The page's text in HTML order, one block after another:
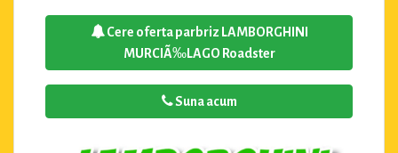
Cere oferta parbriz LAMBORGHINI
MURCIÃ‰LAGO Roadster
Suna acum